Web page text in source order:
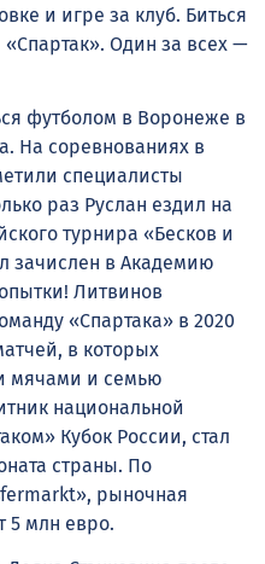
и игре за клуб. Биться
Один за всех —
футболом в Воронеже в
На соревнованиях в
специалисты
раз Руслан ездил на
турнира «Бесков и
зачислен в Академию
Литвинов
«Спартака» в 2020
в которых
мячами и семью
национальной
Кубок России, стал
страны. По
рыночная
5 млн евро.